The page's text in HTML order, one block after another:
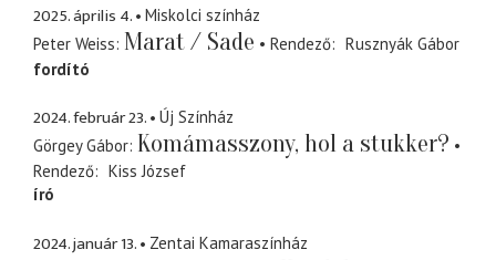
2025. április 4.
Miskolci színház
Peter Weiss Marat / Sade Rendező
Rusznyák Gábor
fordító
2024. február 23.
Új Színház
Görgey Gábor Komámasszony, hol a stukker?
Rendező
Kiss József
író
2024. január 13.
Zentai Kamaraszínház